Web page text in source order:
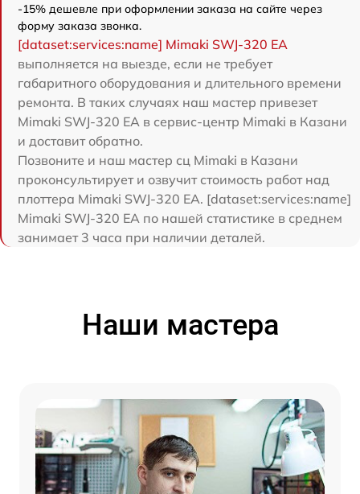
-15% дешевле при оформлении заказа на сайте через
форму заказа звонка.
[dataset:services:name] Mimaki SWJ-320 EA
выполняется на выезде, если не требует
габаритного оборудования и длительного времени
ремонта. В таких случаях наш мастер привезет
Mimaki SWJ-320 EA в сервис-центр Mimaki в Казани
и доставит обратно.
Позвоните и наш мастер сц Mimaki в Казани
проконсультирует и озвучит стоимость работ над
плоттера Mimaki SWJ-320 EA. [dataset:services:name]
Mimaki SWJ-320 EA по нашей статистике в среднем
занимает 3 часа при наличии деталей.
Наши мастера